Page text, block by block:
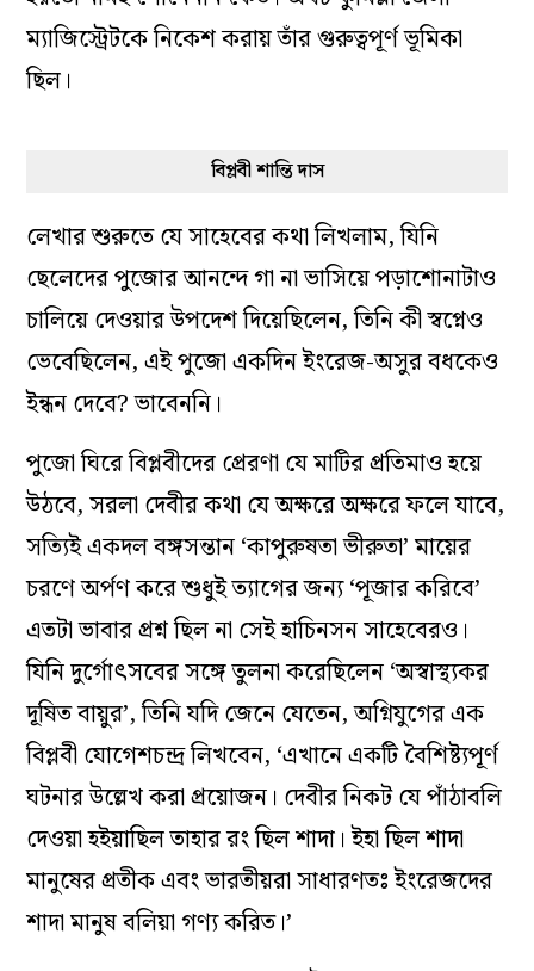
হিজলী জেলে রবীন্দ্রনাথের ‘তপতী’ অভিনয় করেছিলেন
করার সময় যাঁরা যুক্ত ছিলেন, তাঁদেরই একজন ইন্দুসুধা
করলেন তিনিও। যদি না, বিপ্লবী শান্তি দাস জেলে সে
নাটক অভিনয়ের কথা লিখে যেতেন, জানতেই পারতাম
না আমরা! বাঙালি শান্তি দাসকে ভুলে গিয়েছে বেমালুম।
হয়তো নামই শোনেননি কেউ। অথচ কুমিল্লা জেলা
ম্যাজিস্ট্রেটকে নিকেশ করায় তাঁর গুরুত্বপূর্ণ ভূমিকা
ছিল।
বিপ্লবী শান্তি দাস
লেখার শুরুতে যে সাহেবের কথা লিখলাম, যিনি
ছেলেদের পুজোর আনন্দে গা না ভাসিয়ে পড়াশোনাটাও
চালিয়ে দেওয়ার উপদেশ দিয়েছিলেন, তিনি কী স্বপ্নেও
ভেবেছিলেন, এই পুজো একদিন ইংরেজ-অসুর বধকেও
ইন্ধন‌ দেবে? ভাবেননি।
পুজো ঘিরে বিপ্লবীদের প্রেরণা যে মাটির প্রতিমাও হয়ে
উঠবে, সরলা দেবীর কথা যে অক্ষরে অক্ষরে ফলে যাবে,
সত্যিই একদল বঙ্গসন্তান ‘কাপুরুষতা ভীরুতা’ মায়ের